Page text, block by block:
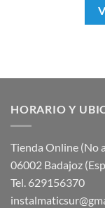
HORARIO Y
Tienda Online (No
06002 Badajoz
Tel. 629156370